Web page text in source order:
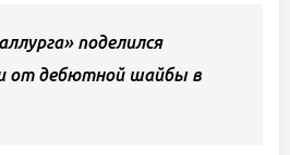
поделился
от дебютной шайбы в